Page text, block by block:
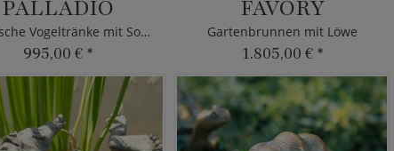
PALLADIO
Klassische Vogeltränke mit Sockel
995,00 € *
FAVORY
Gartenbrunnen mit Löwe
1.805,00 € *